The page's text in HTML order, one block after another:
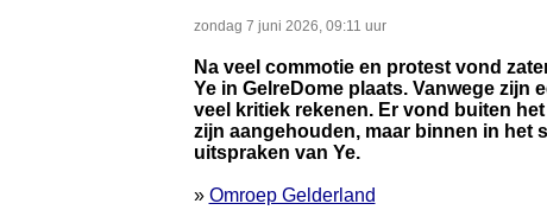
zondag 7 juni 2026, 09:11 uur
Na veel commotie en protest vond
Ye in GelreDome plaats. Vanwege
veel kritiek rekenen. Er vond buiten
zijn aangehouden, maar binnen in het
uitspraken van Ye.
» Omroep Gelderland